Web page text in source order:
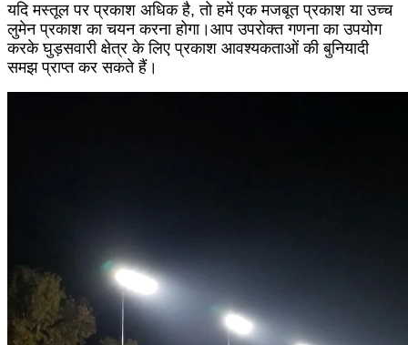
यदि मस्तूल पर प्रकाश अधिक है, तो हमें एक मजबूत प्रकाश या उच्च
लुमेन प्रकाश का चयन करना होगा।आप उपरोक्त गणना का उपयोग
करके घुड़सवारी क्षेत्र के लिए प्रकाश आवश्यकताओं की बुनियादी
समझ प्राप्त कर सकते हैं।